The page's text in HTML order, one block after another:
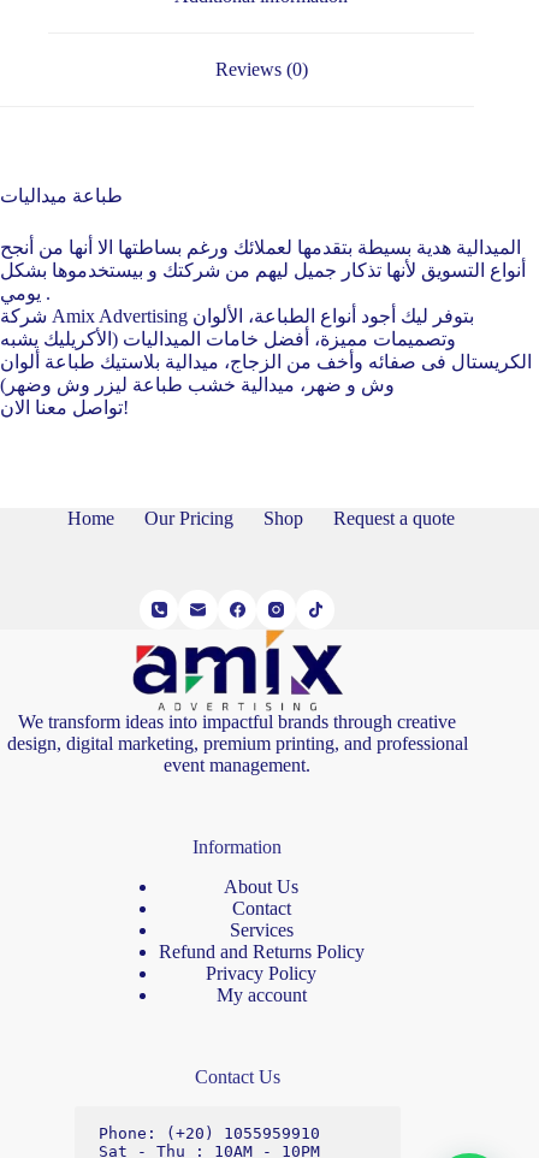
Reviews (0)
طباعة ميداليات
الميدالية هدية بسيطة بتقدمها لعملائك ورغم بساطتها الا أنها من أنجح
أنواع التسويق لأنها تذكار جميل ليهم من شركتك و بيستخدموها بشكل
يومي .
شركة Amix Advertising بتوفر ليك أجود أنواع الطباعة، الألوان
وتصميمات مميزة، أفضل خامات الميداليات (الأكريليك يشبه
الكريستال فى صفائه وأخف من الزجاج، ميدالية بلاستيك طباعة ألوان
وش و ضهر، ميدالية خشب طباعة ليزر وش وضهر)
تواصل معنا الان!
Home Our Pricing Shop Request a quote
We transform ideas into impactful brands through creative
design, digital marketing, premium printing, and professional
event management.
Information
About Us
Contact
Services
Refund and Returns Policy
Privacy Policy
My account
Contact Us
Phone: (+20) 1055959910
Sat - Thu : 10AM - 10PM